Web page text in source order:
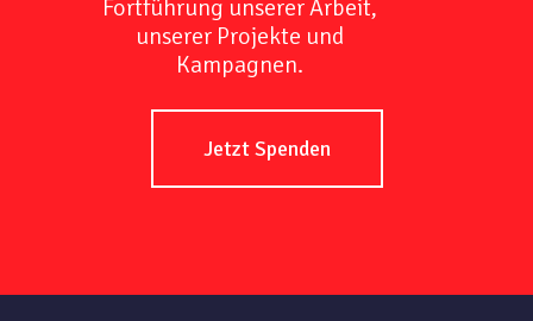
Fortführung unserer Arbeit,
unserer Projekte und
Kampagnen.
Jetzt Spenden